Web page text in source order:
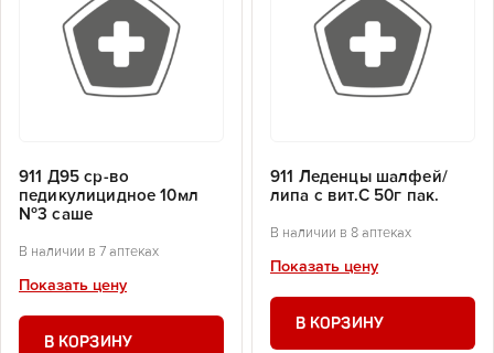
911 Д95 ср-во
педикулицидное 10мл
№3 саше
В наличии в 7 аптеках
Показать цену
В КОРЗИНУ
911 Леденцы шалфей/
липа с вит.С 50г пак.
В наличии в 8 аптеках
Показать цену
В КОРЗИНУ